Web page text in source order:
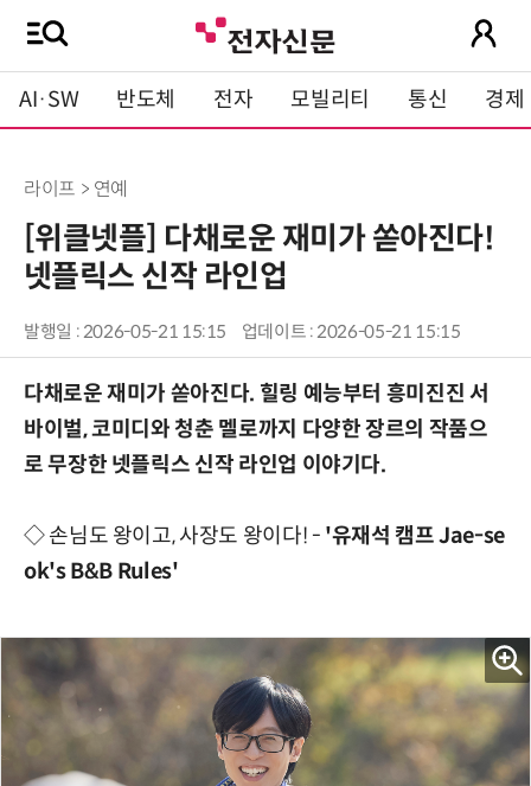
AI·SW 반도체 전자 모빌리티 통신 경제
라이프 > 연예
[위클넷플] 다채로운 재미가 쏟아진다!
넷플릭스 신작 라인업
발행일 : 2026-05-21 15:15 업데이트 : 2026-05-21 15:15
다채로운 재미가 쏟아진다. 힐링 예능부터 흥미진진 서
바이벌, 코미디와 청춘 멜로까지 다양한 장르의 작품으
로 무장한 넷플릭스 신작 라인업 이야기다.
◇ 손님도 왕이고, 사장도 왕이다! - '유재석 캠프 Jae-se
ok's B&B Rules'